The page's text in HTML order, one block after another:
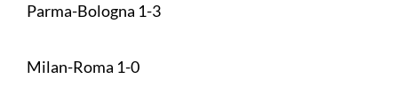
Parma-Bologna 1-3
Milan-Roma 1-0